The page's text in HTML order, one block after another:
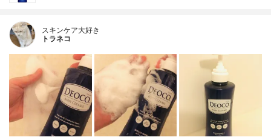
スキンケア大好き
トラネコ